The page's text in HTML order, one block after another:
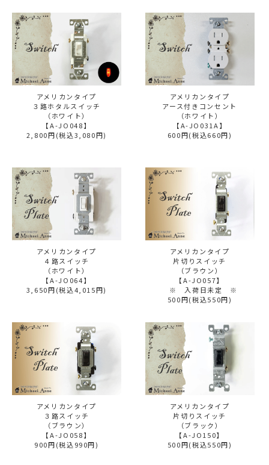
アメリカンタイプ
３路ホタルスイッチ
（ホワイト）
【A-JO048】
2,800円(税込3,080円)
アメリカンタイプ
アース付きコンセント
（ホワイト）
【A-JO031A】
600円(税込660円)
アメリカンタイプ
４路スイッチ
（ホワイト）
【A-JO064】
3,650円(税込4,015円)
アメリカンタイプ
片切りスイッチ
（ブラウン）
【A-JO057】
※ 入荷日未定 ※
500円(税込550円)
アメリカンタイプ
３路スイッチ
（ブラウン）
【A-JO058】
900円(税込990円)
アメリカンタイプ
片切りスイッチ
（ブラック）
【A-JO150】
500円(税込550円)